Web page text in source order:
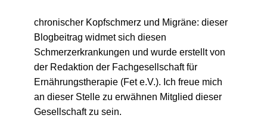
chronischer Kopfschmerz und Migräne: dieser
Blogbeitrag widmet sich diesen
Schmerzerkrankungen und wurde erstellt von
der Redaktion der Fachgesellschaft für
Ernährungstherapie (Fet e.V.). Ich freue mich
an dieser Stelle zu erwähnen Mitglied dieser
Gesellschaft zu sein.